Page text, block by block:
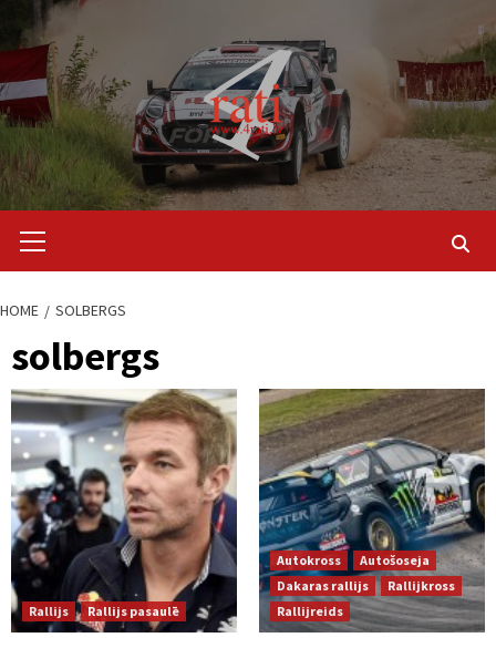
content
Menu
HOME SOLBERGS
solbergs
Rallijs Rallijs pasaulē
Autokross
Autošoseja
Dakaras rallijs
Rallijkross
Rallijreids